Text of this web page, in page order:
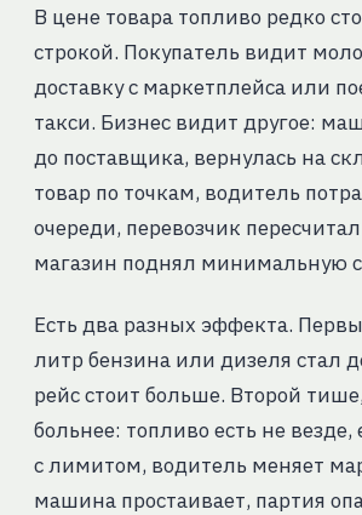
В цене товара топливо редко
строкой. Покупатель видит
доставку с маркетплейса или
такси. Бизнес видит другое:
до поставщика, вернулась на
товар по точкам, водитель
очереди, перевозчик
магазин поднял минимальную
Есть два разных эффекта.
литр бензина или дизеля стал
рейс стоит больше. Второй
больнее: топливо есть не везде,
с лимитом, водитель меняет
машина простаивает, партия